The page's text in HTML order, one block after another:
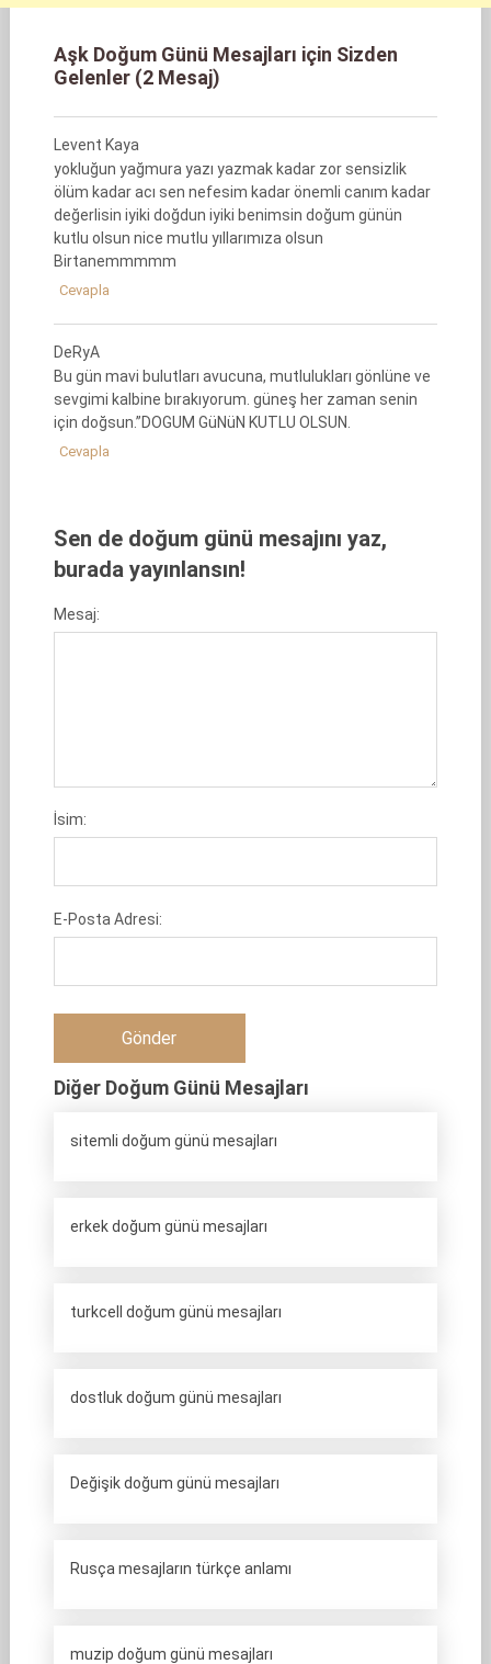
Aşk Doğum Günü Mesajları için Sizden
Gelenler (2 Mesaj)
Levent Kaya
yokluğun yağmura yazı yazmak kadar zor sensizlik
ölüm kadar acı sen nefesim kadar önemli canım kadar
değerlisin iyiki doğdun iyiki benimsin doğum günün
kutlu olsun nice mutlu yıllarımıza olsun
Birtanemmmmm
Cevapla
DeRyA
Bu gün mavi bulutları avucuna, mutlulukları gönlüne ve
sevgimi kalbine bırakıyorum. güneş her zaman senin
için doğsun.”DOGUM GüNüN KUTLU OLSUN.
Cevapla
Sen de doğum günü mesajını yaz,
burada yayınlansın!
Mesaj:
İsim:
E-Posta Adresi:
Diğer Doğum Günü Mesajları
sitemli doğum günü mesajları
erkek doğum günü mesajları
turkcell doğum günü mesajları
dostluk doğum günü mesajları
Değişik doğum günü mesajları
Rusça mesajların türkçe anlamı
muzip doğum günü mesajları